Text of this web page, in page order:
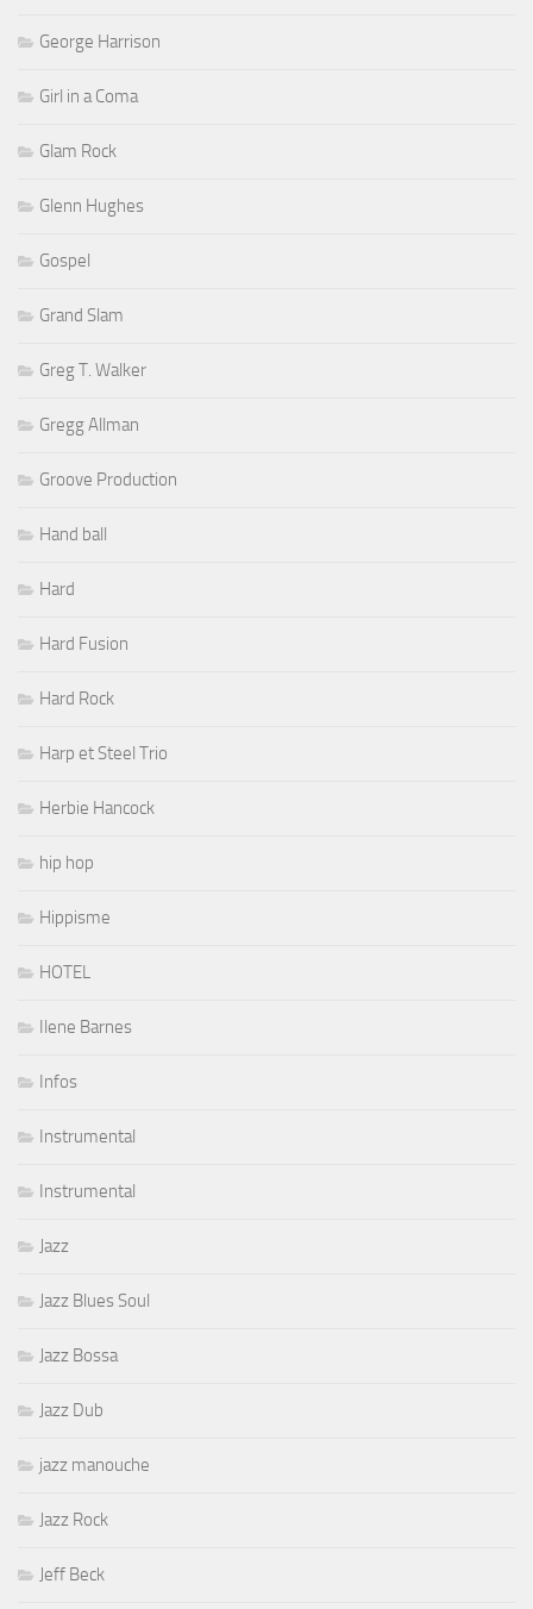
George Harrison
Girl in a Coma
Glam Rock
Glenn Hughes
Gospel
Grand Slam
Greg T. Walker
Gregg Allman
Groove Production
Hand ball
Hard
Hard Fusion
Hard Rock
Harp et Steel Trio
Herbie Hancock
hip hop
Hippisme
HOTEL
Ilene Barnes
Infos
Instrumental
Instrumental
Jazz
Jazz Blues Soul
Jazz Bossa
Jazz Dub
jazz manouche
Jazz Rock
Jeff Beck